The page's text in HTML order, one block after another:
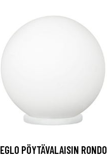
EGLO PÖYTÄVALAISIN RONDO